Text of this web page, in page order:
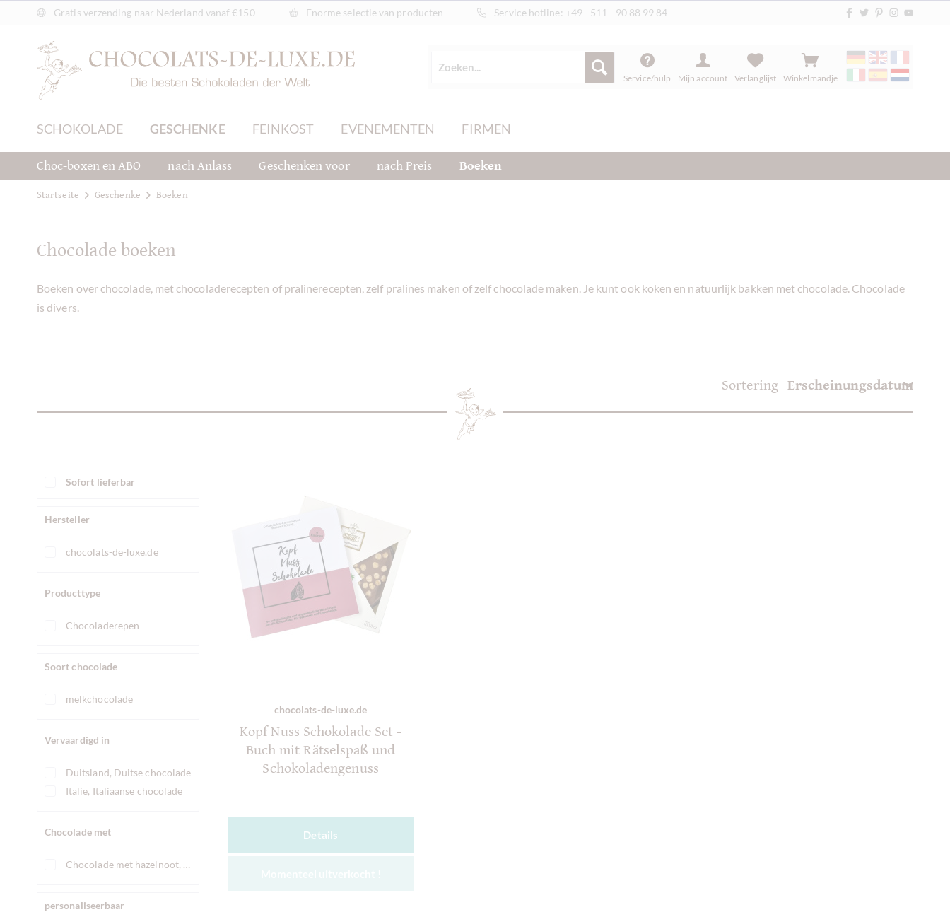
Gratis verzending naar Nederland vanaf €150 Enorme selectie van producten Service hotline: +49 - 511 - 90 88 99 84
Service/hulp Mijn account Verlanglijst Winkelmandje
SCHOKOLADE GESCHENKE FEINKOST EVENEMENTEN FIRMEN
Choc-boxen en ABO nach Anlass Geschenken voor nach Preis Boeken
Startseite Geschenke Boeken
Chocolade boeken
Boeken over chocolade, met chocoladerecepten of pralinerecepten, zelf pralines maken of zelf chocolade maken. Je kunt ook koken en natuurlijk bakken met chocolade. Chocolade
is divers.
Sortering
Sofort lieferbar
Hersteller
chocolats-de-luxe.de
Producttype
Chocoladerepen
Soort chocolade
melkchocolade
Vervaardigd in
Duitsland, Duitse chocolade
Italië, Italiaanse chocolade
Chocolade met
Chocolade met hazelnoot, hazelnootchocolade
personaliseerbaar
chocolats-de-luxe.de
Kopf Nuss Schokolade Set -
Buch mit Rätselspaß und
Schokoladengenuss
Details